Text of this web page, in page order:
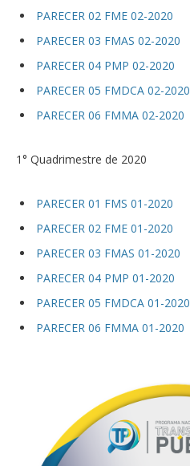
PARECER 02 FME 02-2020
PARECER 03 FMAS 02-2020
PARECER 04 PMP 02-2020
PARECER 05 FMDCA 02-2020
PARECER 06 FMMA 02-2020
1° Quadrimestre de 2020
PARECER 01 FMS 01-2020
PARECER 02 FME 01-2020
PARECER 03 FMAS 01-2020
PARECER 04 PMP 01-2020
PARECER 05 FMDCA 01-2020
PARECER 06 FMMA 01-2020